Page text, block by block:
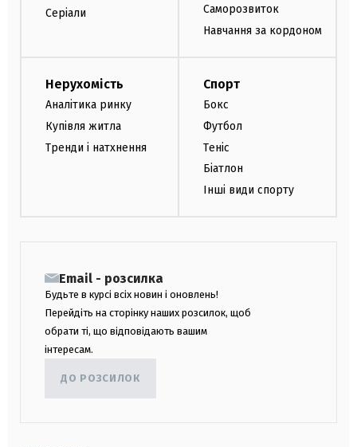
Серіали
Саморозвиток
Навчання за кордоном
Нерухомість
Аналітика ринку
Купівля житла
Тренди і натхнення
Спорт
Бокс
Футбол
Теніс
Біатлон
Інші види спорту
Email - розсилка
Будьте в курсі всіх новин і оновлень!
Перейдіть на сторінку наших розсилок, щоб
обрати ті, що відповідають вашим
інтересам.
ДО РОЗСИЛОК